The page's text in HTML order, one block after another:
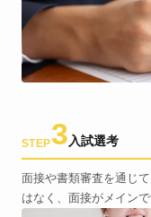
STEP3 入試選考
面接や書類審査を通じ
はなく、面接がメインで